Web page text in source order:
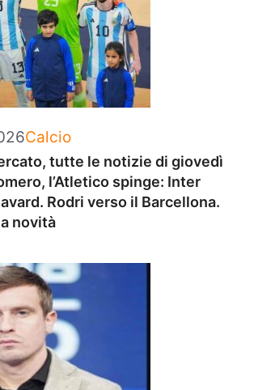
Categorie
Calcio
tutte le notizie di giovedì
l’Atletico spinge: Inter
Rodri verso il Barcellona.
novità